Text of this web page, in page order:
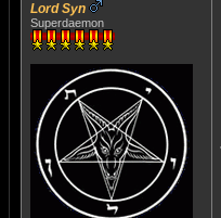
Lord Syn
Superdaemon